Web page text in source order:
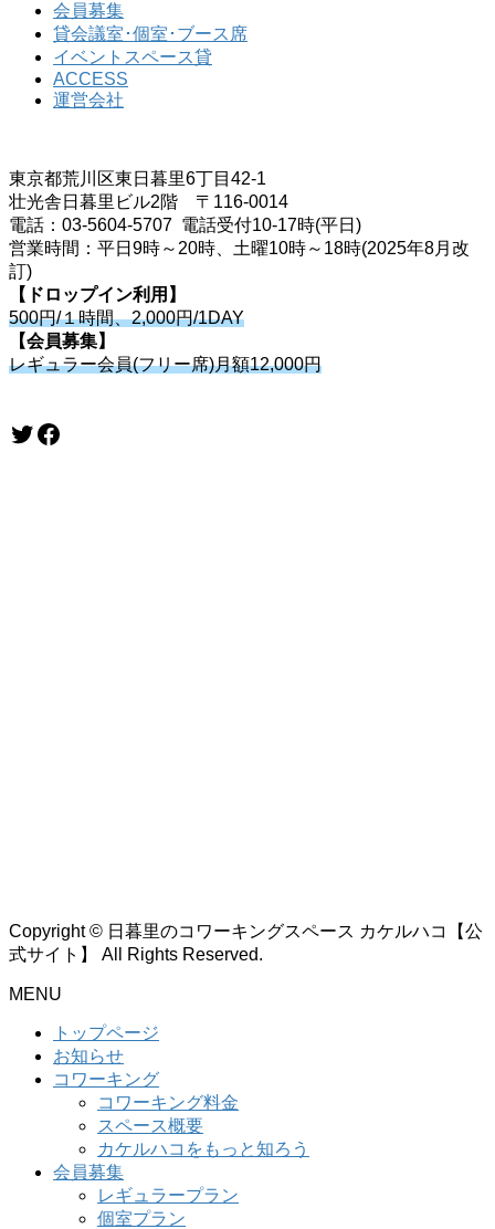
会員募集
貸会議室･個室･ブース席
イベントスペース貸
ACCESS
運営会社
東京都荒川区東日暮里6丁目42-1
壮光舎日暮里ビル2階 〒116-0014
電話：03-5604-5707 電話受付10-17時(平日)
営業時間：平日9時～20時、土曜10時～18時(2025年8月改
訂)
【ドロップイン利用】
500円/１時間、2,000円/1DAY
【会員募集】
レギュラー会員(フリー席)月額12,000円
Twitter Facebook
Copyright © 日暮里のコワーキングスペース カケルハコ【公
式サイト】 All Rights Reserved.
MENU
トップページ
お知らせ
コワーキング
コワーキング料金
スペース概要
カケルハコをもっと知ろう
会員募集
レギュラープラン
個室プラン